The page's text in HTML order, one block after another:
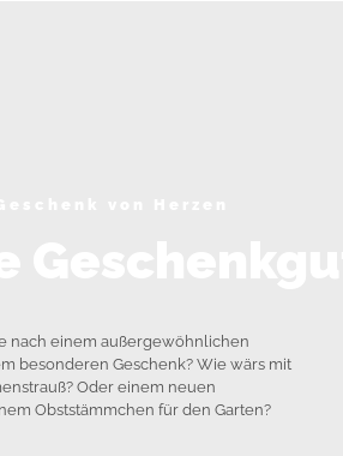
nach einem außergewöhnlichen
besonderen Geschenk? Wie wärs mit
Oder einem neuen
Obststämmchen für den Garten?